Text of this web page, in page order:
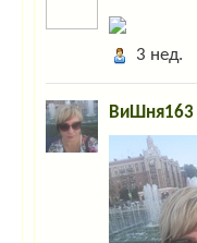
3 нед.
ВиШня163